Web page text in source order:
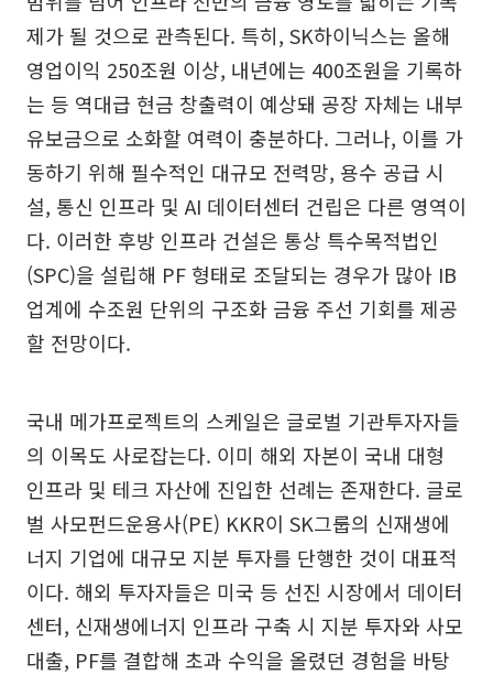
제가 될 것으로 관측된다. 특히, SK하이닉스는 올해
영업이익 250조원 이상, 내년에는 400조원을 기록하
는 등 역대급 현금 창출력이 예상돼 공장 자체는 내부
유보금으로 소화할 여력이 충분하다. 그러나, 이를 가
동하기 위해 필수적인 대규모 전력망, 용수 공급 시
설, 통신 인프라 및 AI 데이터센터 건립은 다른 영역이
다. 이러한 후방 인프라 건설은 통상 특수목적법인
(SPC)을 설립해 PF 형태로 조달되는 경우가 많아 IB
업계에 수조원 단위의 구조화 금융 주선 기회를 제공
할 전망이다.
국내 메가프로젝트의 스케일은 글로벌 기관투자자들
의 이목도 사로잡는다. 이미 해외 자본이 국내 대형
인프라 및 테크 자산에 진입한 선례는 존재한다. 글로
벌 사모펀드운용사(PE) KKR이 SK그룹의 신재생에
너지 기업에 대규모 지분 투자를 단행한 것이 대표적
이다. 해외 투자자들은 미국 등 선진 시장에서 데이터
센터, 신재생에너지 인프라 구축 시 지분 투자와 사모
대출, PF를 결합해 초과 수익을 올렸던 경험을 바탕